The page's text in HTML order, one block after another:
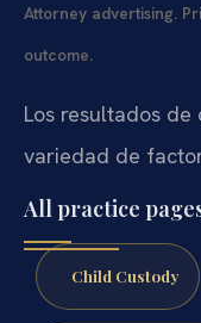
Attorney advertising.
outcome.
Los resultados
variedad de
All practice
Child Custody